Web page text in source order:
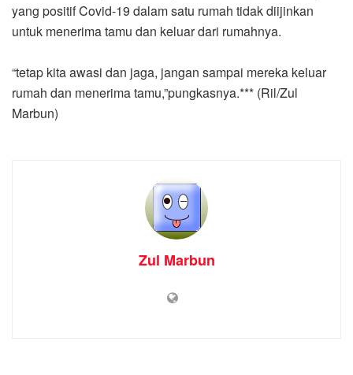
yang positif Covid-19 dalam satu rumah tidak diijinkan
untuk menerima tamu dan keluar dari rumahnya.
“tetap kita awasi dan jaga, jangan sampai mereka keluar
rumah dan menerima tamu,”pungkasnya.*** (Ril/Zul
Marbun)
Zul Marbun